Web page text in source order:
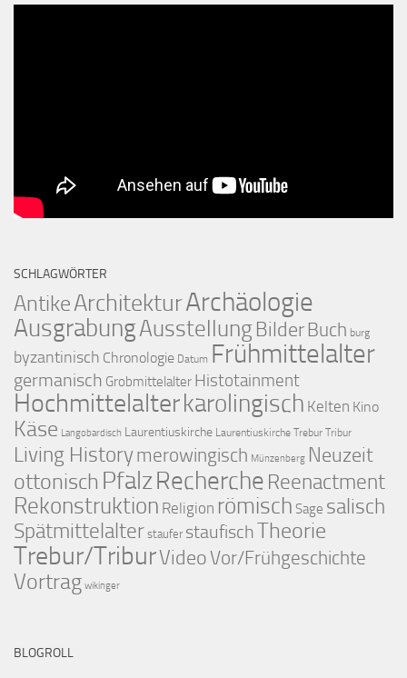
SCHLAGWÖRTER
AntikeArchitekturArchäologie
AusgrabungAusstellungBilder Buch burg
byzantinisch Chronologie Datum Frühmittelalter
germanisch Grobmittelalter Histotainment
Hochmittelalterkarolingisch Kelten Kino
Käse Langobardisch Laurentiuskirche Laurentiuskirche Trebur Tribur
Living Historymerowingisch Münzenberg Neuzeit
ottonisch PfalzRecherche Reenactment
Rekonstruktion Religion römisch Sage salisch
Spätmittelalter staufer staufischTheorie
Trebur/TriburVideoVor/Frühgeschichte
Vortrag wikinger
BLOGROLL